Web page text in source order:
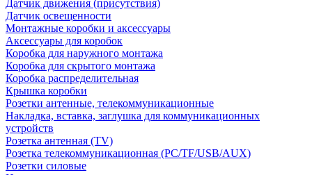
Датчик движения (присутствия)
Датчик освещенности
Монтажные коробки и аксессуары
Аксессуары для коробок
Коробка для наружного монтажа
Коробка для скрытого монтажа
Коробка распределительная
Крышка коробки
Розетки антенные, телекоммуникационные
Накладка, вставка, заглушка для коммуникационных
устройств
Розетка антенная (TV)
Розетка телекоммуникационная (PC/TF/USB/AUX)
Розетки силовые